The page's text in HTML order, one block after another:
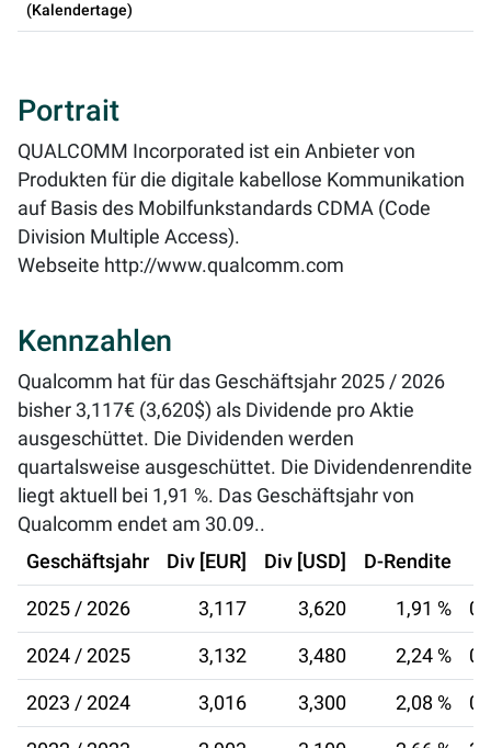
(Kalendertage)
Portrait
QUALCOMM Incorporated ist ein Anbieter von
Produkten für die digitale kabellose Kommunikation
auf Basis des Mobilfunkstandards CDMA (Code
Division Multiple Access).
Webseite http://www.qualcomm.com
Kennzahlen
Qualcomm hat für das Geschäftsjahr 2025 / 2026
bisher 3,117€ (3,620$) als Dividende pro Aktie
ausgeschüttet. Die Dividenden werden
quartalsweise ausgeschüttet. Die Dividendenrendite
liegt aktuell bei 1,91 %. Das Geschäftsjahr von
Qualcomm endet am 30.09..
Geschäftsjahr
Div [EUR] Div [USD] D-Rendite
2025 / 2026 3,117 3,620 1,91 %
2024 / 2025 3,132 3,480 2,24 %
2023 / 2024 3,016 3,300 2,08 %